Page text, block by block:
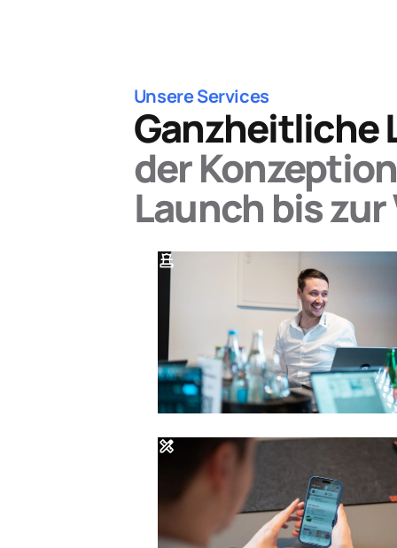
Mehr dazu
Unsere Services
Ganzheitliche
der
Launch bis
chess
design_services